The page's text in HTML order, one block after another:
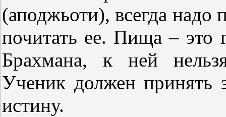
(аподжьоти), всегда
почитать ее. Пища – это
Брахмана, к ней
Ученик должен принять
истину.